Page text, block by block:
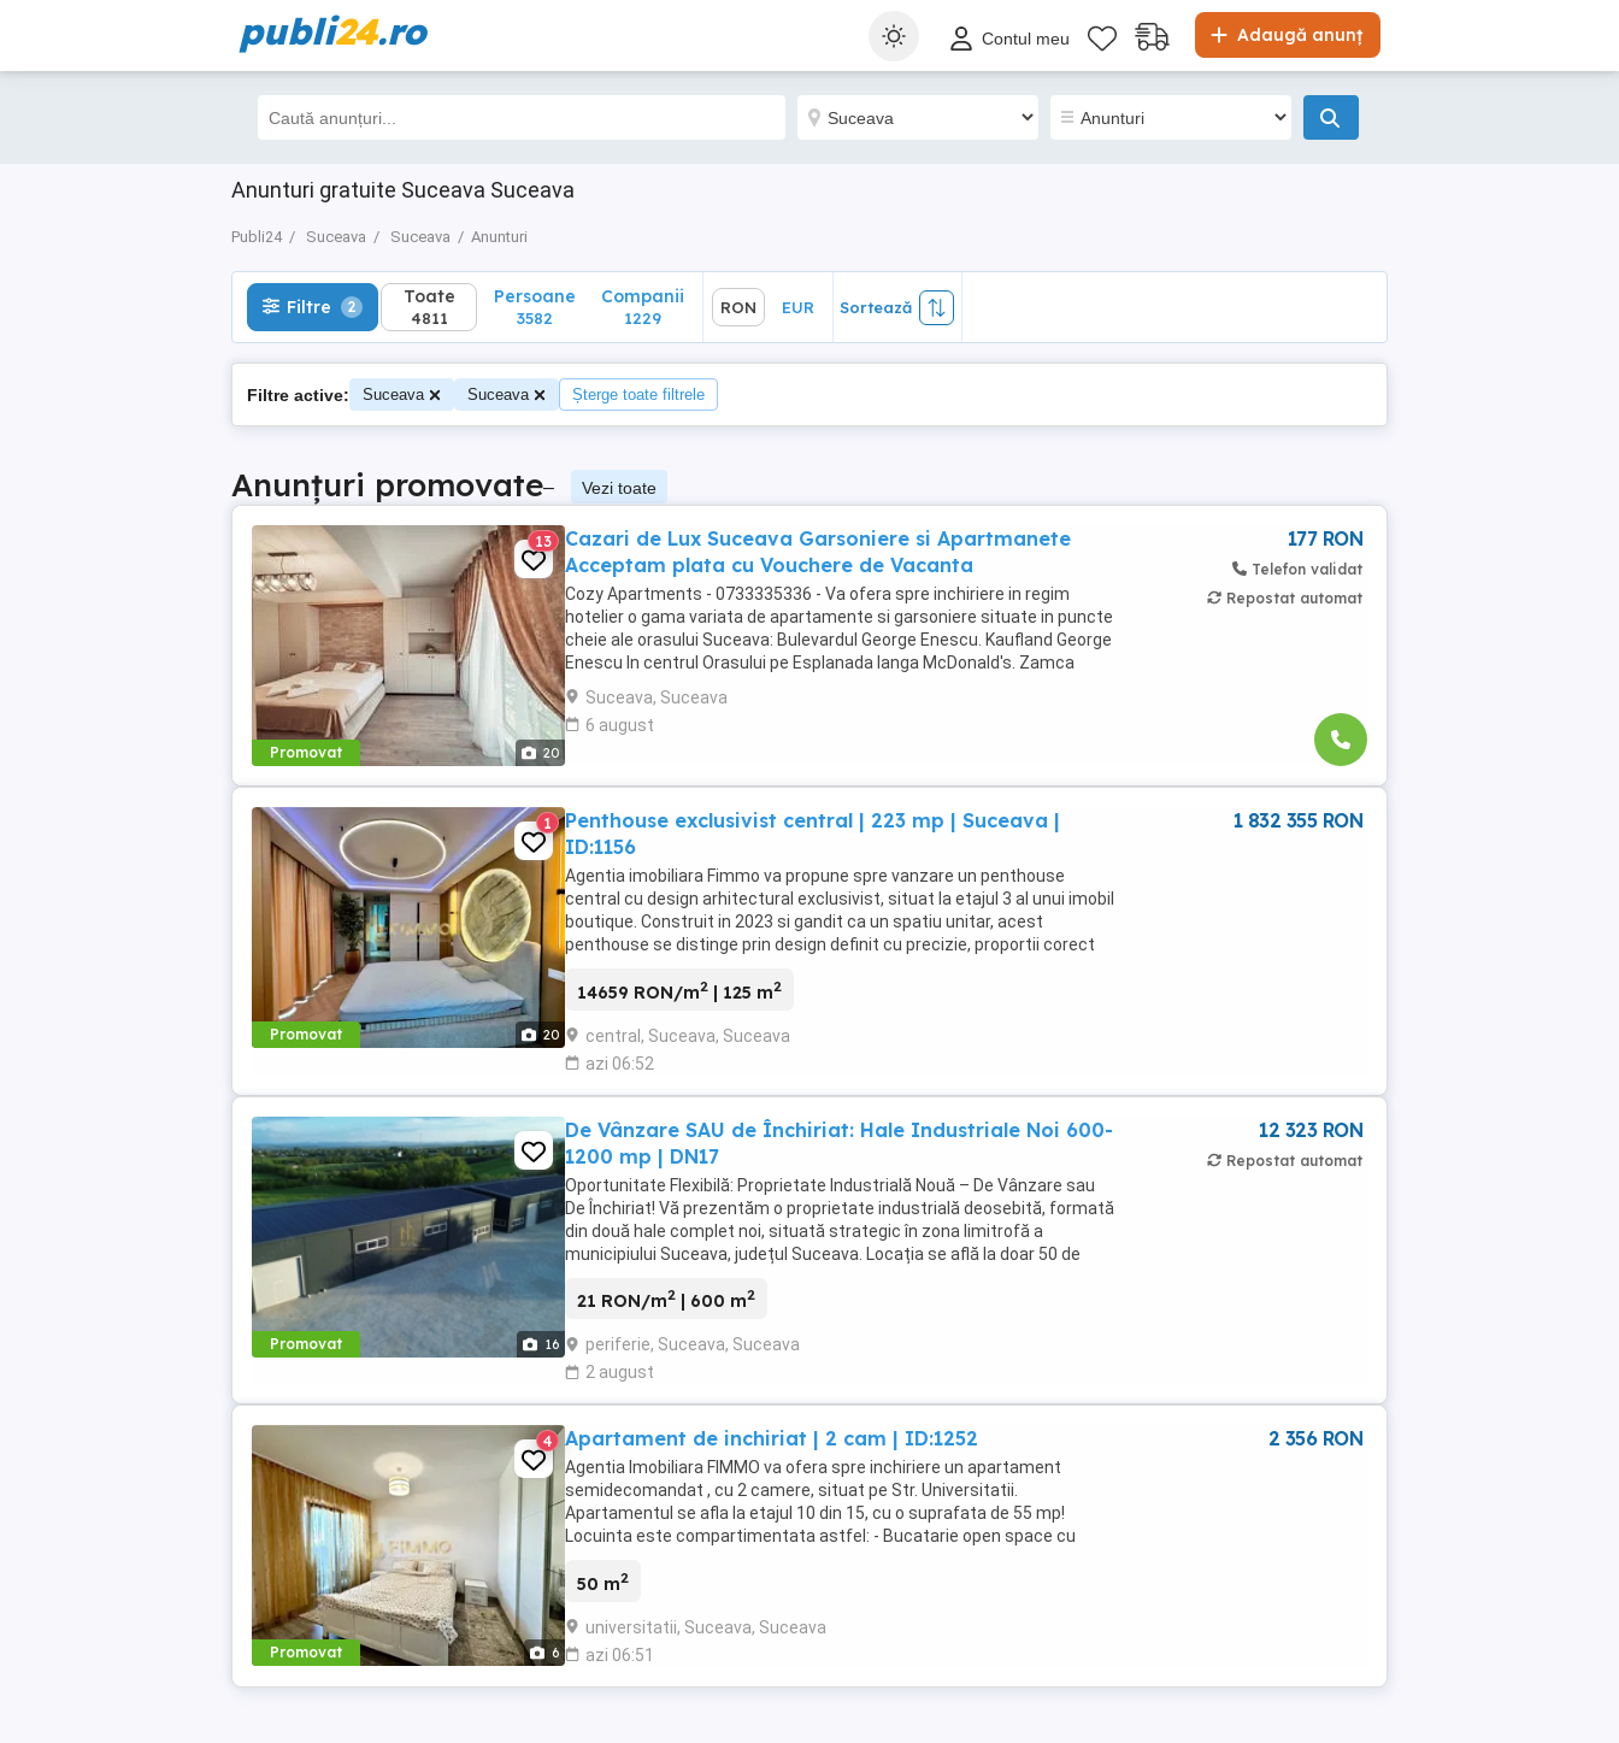
publi24.ro Adaugă anunț
Contul meu
Anunturi gratuite Suceava Suceava
Publi24 Suceava Suceava Anunturi
Filtre 2 Toate
4811
Sortează
Filtre 2 Toate
4811
Persoane
3582
Companii
1229
RON EUR Sortează
Filtre active: Suceava Suceava Șterge toate filtrele
Anunțuri promovate– Vezi toate
Promovat 20
13
Cazari de Lux Suceava Garsoniere si Apartmanete
Acceptam plata cu Vouchere de Vacanta
Cozy Apartments - 0733335336 - Va ofera spre inchiriere in regim
hotelier o gama variata de apartamente si garsoniere situate in puncte
cheie ale orasului Suceava: Bulevardul George Enescu. Kaufland George
Enescu In centrul Orasului pe Esplanada langa McDonald's. Zamca
Bulevardul 1 Mai Obcini Bulevardul ...
Suceava, Suceava
6 august
177 RON
Telefon validat
Repostat automat
Promovat 20
1
Penthouse exclusivist central | 223 mp | Suceava |
ID:1156
Agentia imobiliara Fimmo va propune spre vanzare un penthouse
central cu design arhitectural exclusivist, situat la etajul 3 al unui imobil
boutique. Construit in 2023 si gandit ca un spatiu unitar, acest
penthouse se distinge prin design definit cu precizie, proportii corect
14659 RON/m2 | 125 m2
central, Suceava, Suceava
azi 06:52
1 832 355 RON
Promovat 16
De Vânzare SAU de Închiriat: Hale Industriale Noi 600-
1200 mp | DN17
Oportunitate Flexibilă: Proprietate Industrială Nouă – De Vânzare sau
De Închiriat! Vă prezentăm o proprietate industrială deosebită, formată
din două hale complet noi, situată strategic în zona limitrofă a
municipiului Suceava, județul Suceava. Locația se află la doar 50 de
21 RON/m2 | 600 m2
periferie, Suceava, Suceava
2 august
12 323 RON
Repostat automat
Promovat 6
4 Apartament de inchiriat | 2 cam | ID:1252
Agentia Imobiliara FIMMO va ofera spre inchiriere un apartament
semidecomandat , cu 2 camere, situat pe Str. Universitatii.
Apartamentul se afla la etajul 10 din 15, cu o suprafata de 55 mp!
Locuinta este compartimentata astfel: - Bucatarie open space cu
50 m2
universitatii, Suceava, Suceava
azi 06:51
2 356 RON